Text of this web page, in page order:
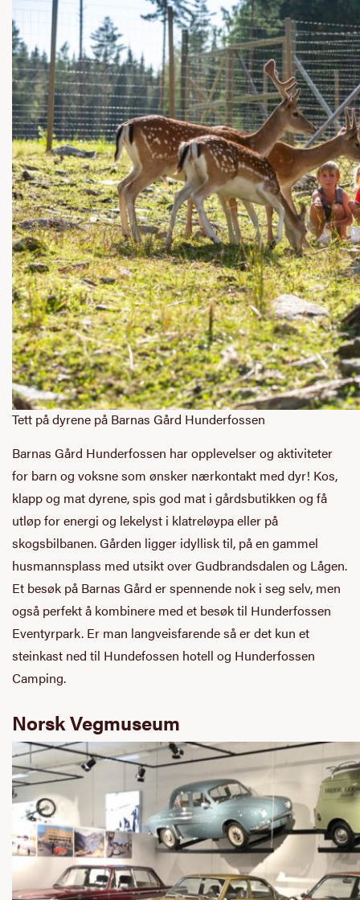
Tett på dyrene på Barnas Gård Hunderfossen
Barnas Gård Hunderfossen har opplevelser og aktiviteter
for barn og voksne som ønsker nærkontakt med dyr! Kos,
klapp og mat dyrene, spis god mat i gårdsbutikken og få
utløp for energi og lekelyst i klatreløypa eller på
skogsbilbanen. Gården ligger idyllisk til, på en gammel
husmannsplass med utsikt over Gudbrandsdalen og Lågen.
Et besøk på Barnas Gård er spennende nok i seg selv, men
også perfekt å kombinere med et besøk til Hunderfossen
Eventyrpark. Er man langveisfarende så er det kun et
steinkast ned til Hundefossen hotell og Hunderfossen
Camping.
Norsk Vegmuseum